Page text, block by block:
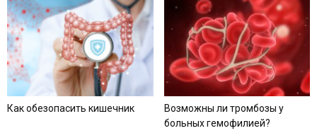
Как обезопасить кишечник
Возможны ли тромбозы у
больных гемофилией?